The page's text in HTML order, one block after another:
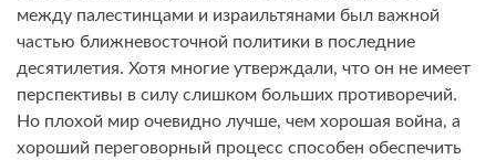
между палестинцами и израильтянами был важной
частью ближневосточной политики в последние
десятилетия. Хотя многие утверждали, что он не имеет
перспективы в силу слишком больших противоречий.
Но плохой мир очевидно лучше, чем хорошая война, а
хороший переговорный процесс способен обеспечить